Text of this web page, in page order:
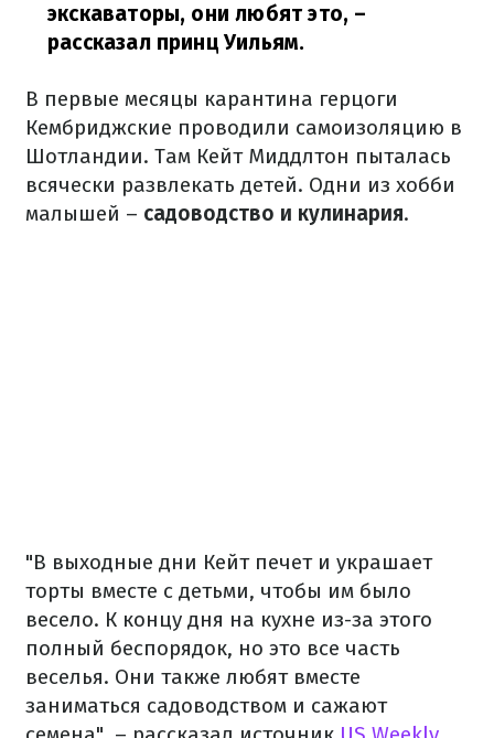
экскаваторы, они любят это, –
рассказал принц Уильям.
В первые месяцы карантина герцоги
Кембриджские проводили самоизоляцию в
Шотландии. Там Кейт Миддлтон пыталась
всячески развлекать детей. Одни из хобби
малышей – садоводство и кулинария.
"В выходные дни Кейт печет и украшает
торты вместе с детьми, чтобы им было
весело. К концу дня на кухне из-за этого
полный беспорядок, но это все часть
веселья. Они также любят вместе
заниматься садоводством и сажают